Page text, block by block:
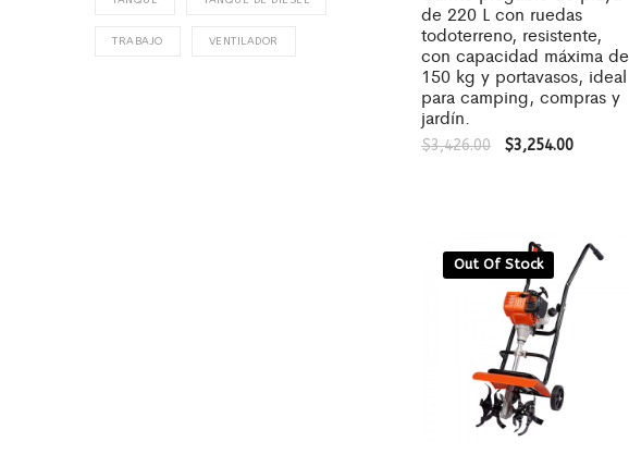
de 220 L con ruedas
todoterreno, resistente,
con capacidad máxima de
150 kg y portavasos, ideal
para camping, compras y
jardín.
$3,426.00 $3,254.00
Out Of Stock
TRABAJO VENTILADOR